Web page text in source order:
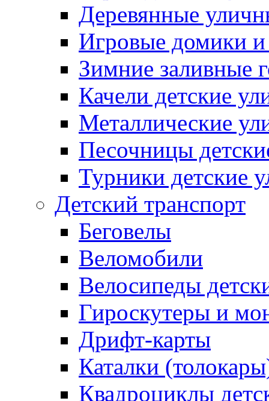
Деревянные
Игровые домики и
Зимние заливные
Качели детские
Металлические
Песочницы
Турники детские
Детский транспорт
Беговелы
Веломобили
Велосипеды
Гироскутеры и
Дрифт-карты
Каталки
Квадроциклы